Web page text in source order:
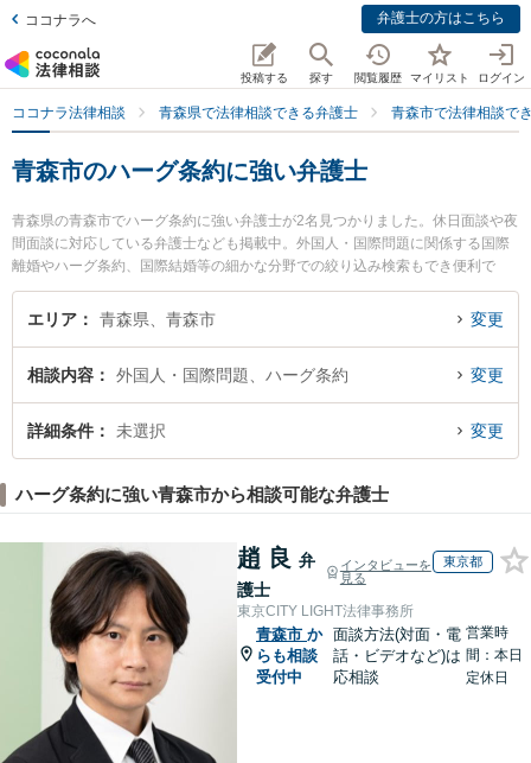
ココナラへ 弁護士の方はこちら
投稿する 探す 閲覧履歴 マイリスト ログイン
ココナラ法律相談 青森県で法律相談できる弁護士 青森市で法律相談で
青森市のハーグ条約に強い弁護士
青森県の青森市でハーグ条約に強い弁護士が2名見つかりました。休日面談や夜
間面談に対応している弁護士なども掲載中。外国人・国際問題に関係する国際
離婚やハーグ条約、国際結婚等の細かな分野での絞り込み検索もでき便利で
す。特に青い森法律事務所の小澤 博之弁護士や弁護士法人青森リーガルサービ
ス 青森支店 青森シティ法律事務所の木村 哲也弁護士のプロフィール情報や弁
解決の実績豊富な近くの弁護士を検索したい』『初回相談無料でハーグ条約を
法律相談できる青森市内の弁護士に相談予約したい』などでお困りの相談者さ
んにおすすめです。
エリア 青森県、青森市 変更
相談内容 外国人・国際問題、ハーグ条約 変更
詳細条件 未選択 変更
ハーグ条約に強い青森市から相談可能な弁護士
趙 良 弁
護士
インタビューを
見る
東京都
東京CITY LIGHT法律事務所
青森市 か
らも相談
受付中
面談方法(対面・電
話・ビデオなど)は
応相談
営業時
間：本日
定休日